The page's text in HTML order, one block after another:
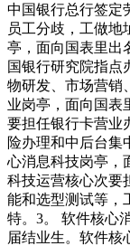
中国银行总行签定
员工分歧，工做地
亭，面向国表里出
国银行研究院指点
物研发、市场营销
业岗亭，面向国表
要担任银行卡营业
险办理和中后台集
心消息科技岗亭，
科技运营核心次要
能和选型测试等，
特。3。 软件核心
届结业生。软件核